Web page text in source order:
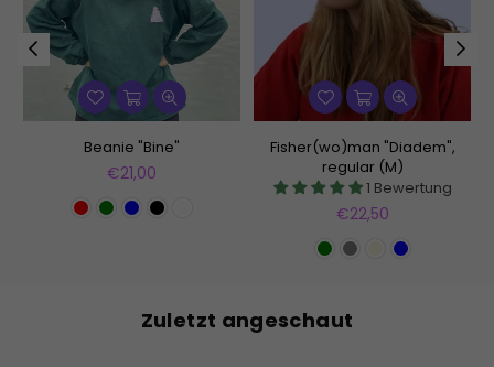
Beanie "Bine"
Normaler
€21,00
Fisher(wo)man "Diadem",
regular (M)
1 Bewertung
Normaler
€22,50
Zuletzt angeschaut